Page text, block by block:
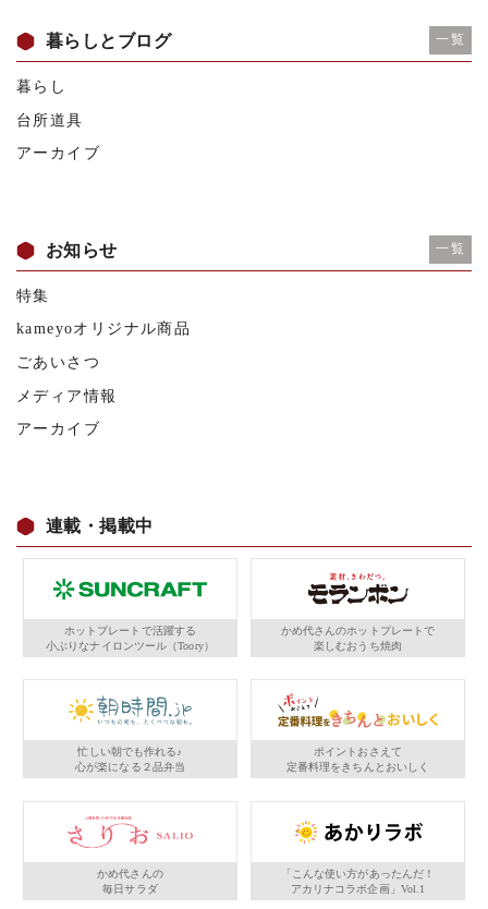
暮らしとブログ 一覧
暮らし
台所道具
アーカイブ
お知らせ 一覧
特集
kameyoオリジナル商品
ごあいさつ
メディア情報
アーカイブ
連載・掲載中
ホットプレートで活躍する
小ぶりなナイロンツール（Toory）
かめ代さんのホットプレートで
楽しむおうち焼肉
忙しい朝でも作れる♪
心が楽になる２品弁当
ポイントおさえて
定番料理をきちんとおいしく
かめ代さんの
毎日サラダ
「こんな使い方があったんだ！
アカリナコラボ企画」Vol.1